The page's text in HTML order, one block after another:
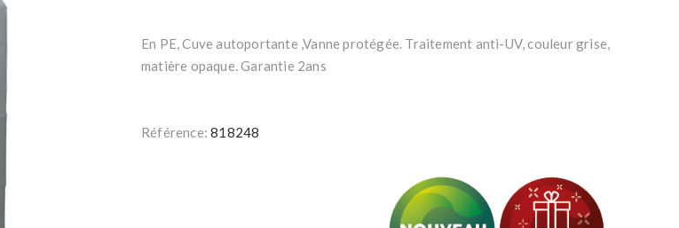
En PE, Cuve autoportante ,Vanne protégée. Traitement anti-UV, couleur grise,
matière opaque. Garantie 2ans
Référence: 818248